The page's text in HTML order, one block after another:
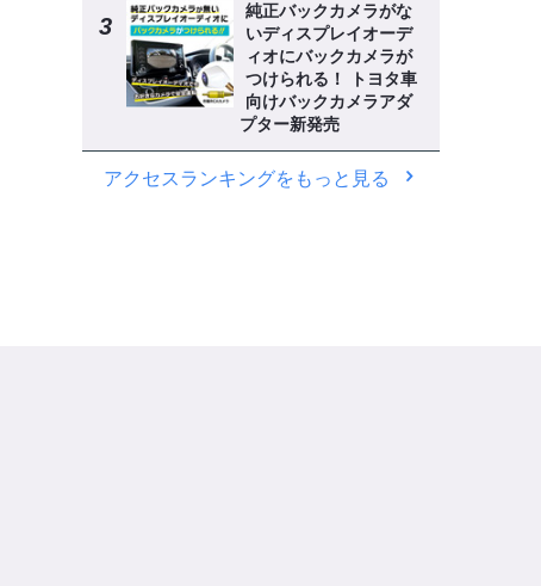
純正バックカメラがな
いディスプレイオーデ
ィオにバックカメラが
つけられる！ トヨタ車
向けバックカメラアダ
プター新発売
アクセスランキングをもっと見る